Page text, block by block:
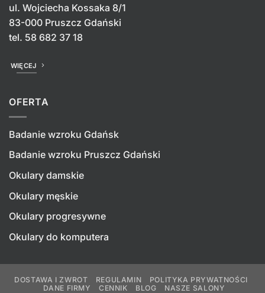
ul. Wojciecha Kossaka 8/1
83-000 Pruszcz Gdański
tel. 58 682 37 18
WIĘCEJ
OFERTA
Badanie wzroku Gdańsk
Badanie wzroku Pruszcz Gdański
Okulary damskie
Okulary męskie
Okulary progresywne
Okulary do komputera
DOSTAWA I ZWROT REGULAMIN
POLITYKA PRYWATNOŚCI
DANE FIRMY
CENNIK BLOG NASZE SALONY